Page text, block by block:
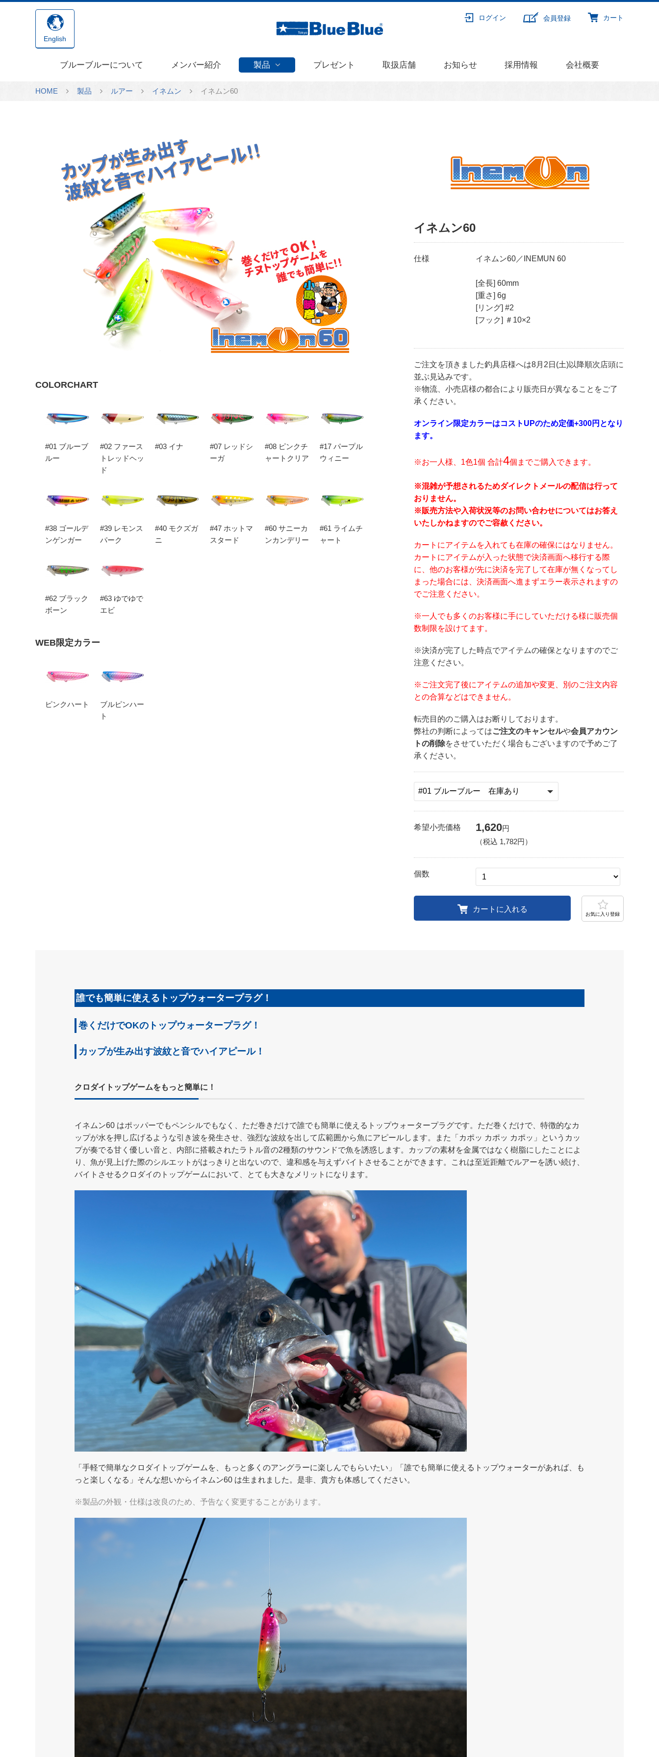
ログイン 会員登録 カート
English
ブルーブルーについて メンバー紹介 製品 プレゼント 取扱店舗 お知らせ 採用情報 会社概要
HOME 製品 ルアー イネムン イネムン60
COLORCHART
#01 ブルーブ
ルー
#02 ファース
トレッドヘッ
ド
#03 イナ
#07 レッドシ
ーガ
#08 ピンクチ
ャートクリア
#17 パープル
ウィニー
#38 ゴールデ
ンゲンガー
#39 レモンス
パーク
#40 モクズガ
ニ
#47 ホットマ
スタード
#60 サニーカ
ンカンデリー
#61 ライムチ
ャート
#62 ブラック
ボーン
#63 ゆでゆで
エビ
WEB限定カラー
ピンクハート
ブルピンハー
ト
イネムン60
仕様 イネムン60／INEMUN 60
[全長] 60mm
[重さ] 6g
[リング] #2
[フック] ＃10×2
ご注文を頂きました釣具店様へは8月2日(土)以降順次店頭に
並ぶ見込みです。
※物流、小売店様の都合により販売日が異なることをご了
承ください。
オンライン限定カラーはコストUPのため定価+300円となり
ます。
※お一人様、1色1個 合計4個までご購入できます。
※混雑が予想されるためダイレクトメールの配信は行って
おりません。
※販売方法や入荷状況等のお問い合わせについてはお答え
いたしかねますのでご容赦ください。
カートにアイテムを入れても在庫の確保にはなりません。
カートにアイテムが入った状態で決済画面へ移行する際
に、他のお客様が先に決済を完了して在庫が無くなってし
まった場合には、決済画面へ進まずエラー表示されますの
でご注意ください。
※一人でも多くのお客様に手にしていただける様に販売個
数制限を設けてます。
※決済が完了した時点でアイテムの確保となりますのでご
注意ください。
※ご注文完了後にアイテムの追加や変更、別のご注文内容
との合算などはできません。
転売目的のご購入はお断りしております。
弊社の判断によってはご注文のキャンセルや会員アカウン
トの削除をさせていただく場合もございますので予めご了
承ください。
希望小売価格 1,620円
（税込 1,782円）
個数
お気に入り登録
カートに入れる
誰でも簡単に使えるトップウォータープラグ！
巻くだけでOKのトップウォータープラグ！
カップが生み出す波紋と音でハイアピール！
クロダイトップゲームをもっと簡単に！
イネムン60 はポッパーでもペンシルでもなく、ただ巻きだけで誰でも簡単に使えるトップウォータープラグです。ただ巻くだけで、特徴的なカ
ップが水を押し広げるような引き波を発生させ、強烈な波紋を出して広範囲から魚にアピールします。また「カポッ カポッ カポッ」というカッ
プが奏でる甘く優しい音と、内部に搭載されたラトル音の2種類のサウンドで魚を誘惑します。カップの素材を金属ではなく樹脂にしたことによ
り、魚が見上げた際のシルエットがはっきりと出ないので、違和感を与えずバイトさせることができます。これは至近距離でルアーを誘い続け、
バイトさせるクロダイのトップゲームにおいて、とても大きなメリットになります。
「手軽で簡単なクロダイトップゲームを、もっと多くのアングラーに楽しんでもらいたい」「誰でも簡単に使えるトップウォーターがあれば、も
っと楽しくなる」そんな想いからイネムン60 は生まれました。是非、貴方も体感してください。
※製品の外観・仕様は改良のため、予告なく変更することがあります。